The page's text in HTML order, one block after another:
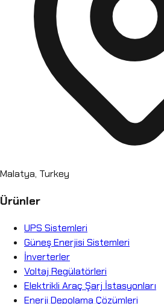
Malatya, Turkey
Ürünler
UPS Sistemleri
Güneş Enerjisi Sistemleri
İnverterler
Voltaj Regülatörleri
Elektrikli Araç Şarj İstasyonları
Enerji Depolama Çözümleri